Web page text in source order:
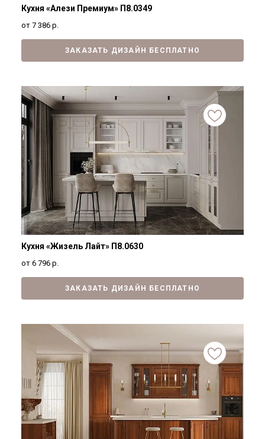
Кухня «Алези Премиум» П8.0349
от 7 386 р.
ЗАКАЗАТЬ ДИЗАЙН БЕСПЛАТНО
Кухня «Жизель Лайт» П8.0630
от 6 796 р.
ЗАКАЗАТЬ ДИЗАЙН БЕСПЛАТНО